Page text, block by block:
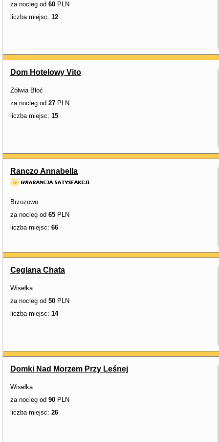
za nocleg od 60 PLN
liczba miejsc: 12
Dom Hotelowy Vito
Żółwia Błoć
za nocleg od 27 PLN
liczba miejsc: 15
Ranczo Annabella
Brzozowo
za nocleg od 65 PLN
liczba miejsc: 66
Ceglana Chata
Wisełka
za nocleg od 50 PLN
liczba miejsc: 14
Domki Nad Morzem Przy Leśnej
Wisełka
za nocleg od 90 PLN
liczba miejsc: 26